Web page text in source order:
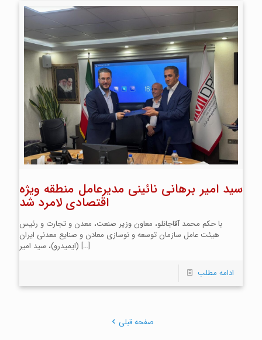
سید امیر برهانی نائینی مدیرعامل منطقه ویژه
اقتصادی لامرد شد
با حکم محمد آقاجانلو، معاون وزیر صنعت، معدن و تجارت و رئیس
هیئت عامل سازمان توسعه و نوسازی معادن و صنایع معدنی ایران
(ایمیدرو)، سید امیر […]
ادامه مطلب
صفحه قبلی